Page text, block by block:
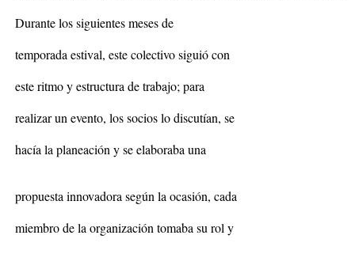
Durante los siguientes meses de
temporada estival, este colectivo siguió con
este ritmo y estructura de trabajo; para
realizar un evento, los socios lo discutían, se
hacía la planeación y se elaboraba una
propuesta innovadora según la ocasión, cada
miembro de la organización tomaba su rol y